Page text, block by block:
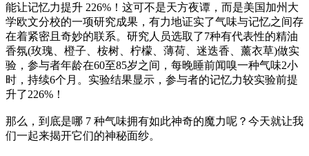
能让记忆力提升 226%！这可不是天方夜谭，而是美国加州大
学欧文分校的一项研究成果，有力地证实了气味与记忆之间存
在着紧密且奇妙的联系。研究人员选取了7种有代表性的精油
香氛(玫瑰、橙子、桉树、柠檬、薄荷、迷迭香、薰衣草)做实
验，参与者年龄在60至85岁之间，每晚睡前闻嗅一种气味2小
时，持续6个月。实验结果显示，参与者的记忆力较实验前提
升了226%！
那么，到底是哪 7 种气味拥有如此神奇的魔力呢？今天就让我
们一起来揭开它们的神秘面纱。